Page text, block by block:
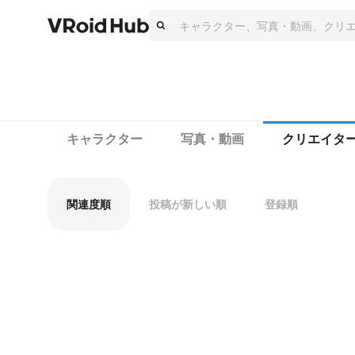
キャラクター 写真・動画 クリエイタ
関連度順 投稿が新しい順 登録順